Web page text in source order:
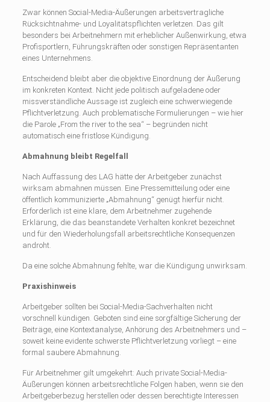
Zwar können Social-Media-Äußerungen arbeitsvertragliche
Rücksichtnahme- und Loyalitätspflichten verletzen. Das gilt
besonders bei Arbeitnehmern mit erheblicher Außenwirkung, etwa
Profisportlern, Führungskräften oder sonstigen Repräsentanten
eines Unternehmens.
Entscheidend bleibt aber die objektive Einordnung der Äußerung
im konkreten Kontext. Nicht jede politisch aufgeladene oder
missverständliche Aussage ist zugleich eine schwerwiegende
Pflichtverletzung. Auch problematische Formulierungen – wie hier
die Parole „From the river to the sea“ – begründen nicht
automatisch eine fristlose Kündigung.
Abmahnung bleibt Regelfall
Nach Auffassung des LAG hätte der Arbeitgeber zunächst
wirksam abmahnen müssen. Eine Pressemitteilung oder eine
öffentlich kommunizierte „Abmahnung“ genügt hierfür nicht.
Erforderlich ist eine klare, dem Arbeitnehmer zugehende
Erklärung, die das beanstandete Verhalten konkret bezeichnet
und für den Wiederholungsfall arbeitsrechtliche Konsequenzen
androht.
Da eine solche Abmahnung fehlte, war die Kündigung unwirksam.
Praxishinweis
Arbeitgeber sollten bei Social-Media-Sachverhalten nicht
vorschnell kündigen. Geboten sind eine sorgfältige Sicherung der
Beiträge, eine Kontextanalyse, Anhörung des Arbeitnehmers und –
soweit keine evidente schwerste Pflichtverletzung vorliegt – eine
formal saubere Abmahnung.
Für Arbeitnehmer gilt umgekehrt: Auch private Social-Media-
Äußerungen können arbeitsrechtliche Folgen haben, wenn sie den
Arbeitgeberbezug herstellen oder dessen berechtigte Interessen